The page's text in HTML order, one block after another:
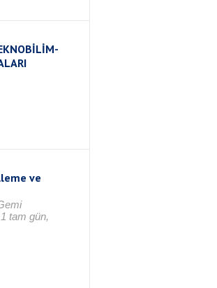
ve
tam gün,